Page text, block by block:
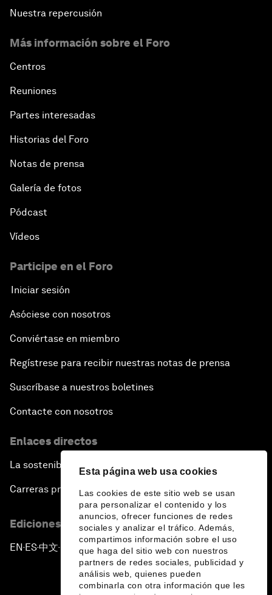
Esta página web usa cookies
Las cookies de este sitio web se usan
para personalizar el contenido y los
anuncios, ofrecer funciones de redes
sociales y analizar el tráfico. Además,
compartimos información sobre el uso
que haga del sitio web con nuestros
partners de redes sociales, publicidad y
análisis web, quienes pueden
combinarla con otra información que les
Nuestra repercusión
Más información sobre el Foro
Centros
Reuniones
Partes interesadas
Historias del Foro
Notas de prensa
Galería de fotos
Pódcast
Vídeos
Participe en el Foro
Iniciar sesión
Asóciese con nosotros
Conviértase en miembro
Regístrese para recibir nuestras notas de prensa
Suscríbase a nuestros boletines
Contacte con nosotros
Enlaces directos
La sostenibilidad en el Foro
Carreras profesionales
Ediciones en otros idiomas
EN ▪ES▪中文▪ 日本語